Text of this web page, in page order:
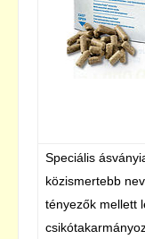
Speciális
közismertebb
tényezők mellett